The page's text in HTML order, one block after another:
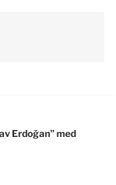
Erdoǧan” med